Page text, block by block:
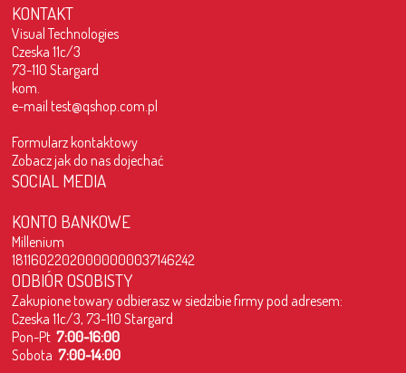
KONTAKT
Visual Technologies
Czeska 11c/3
73-110 Stargard
kom.
e-mailtest@qshop.com.pl
Formularz kontaktowy
Zobacz jak do nas dojechać
SOCIAL MEDIA
KONTO BANKOWE
Millenium
18116022020000000037146242
ODBIÓR OSOBISTY
Zakupione towary odbierasz w siedzibie firmy pod adresem:
Czeska 11c/3, 73-110 Stargard
Pon-Pt7:00-16:00
Sobota7:00-14:00